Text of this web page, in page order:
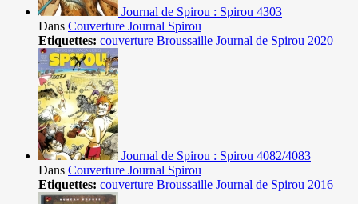
Journal de Spirou : Spirou 4303
Dans Couverture Journal Spirou
Etiquettes: couverture Broussaille Journal de Spirou 2020
Journal de Spirou : Spirou 4082/4083
Dans Couverture Journal Spirou
Etiquettes: couverture Broussaille Journal de Spirou 2016